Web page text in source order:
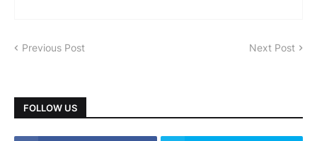
Previous Post Next Post
FOLLOW US